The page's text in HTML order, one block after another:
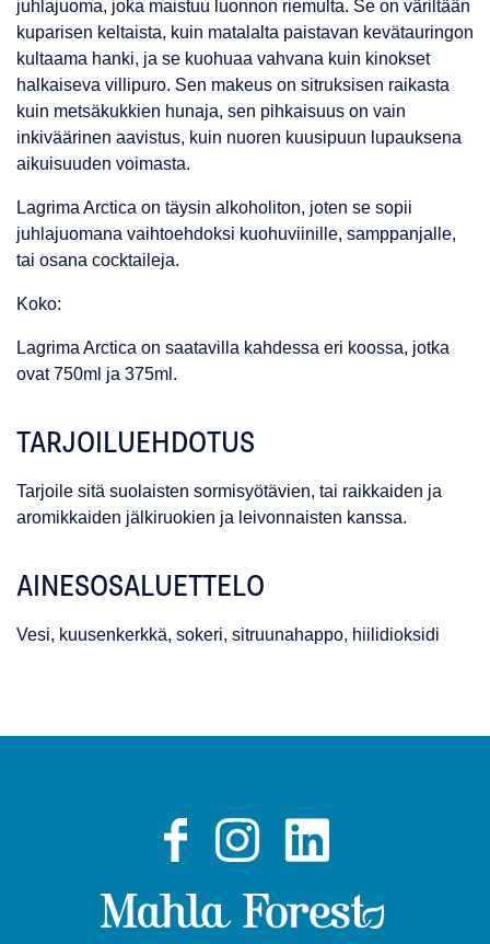
juhlajuoma, joka maistuu luonnon riemulta. Se on väriltään
kuparisen keltaista, kuin matalalta paistavan kevätauringon
kultaama hanki, ja se kuohuaa vahvana kuin kinokset
halkaiseva villipuro. Sen makeus on sitruksisen raikasta
kuin metsäkukkien hunaja, sen pihkaisuus on vain
inkiväärinen aavistus, kuin nuoren kuusipuun lupauksena
aikuisuuden voimasta.
Lagrima Arctica on täysin alkoholiton, joten se sopii
juhlajuomana vaihtoehdoksi kuohuviinille, samppanjalle,
tai osana cocktaileja.
Koko:
Lagrima Arctica on saatavilla kahdessa eri koossa, jotka
ovat 750ml ja 375ml.
TARJOILUEHDOTUS
Tarjoile sitä suolaisten sormisyötävien, tai raikkaiden ja
aromikkaiden jälkiruokien ja leivonnaisten kanssa.
AINESOSALUETTELO
Vesi, kuusenkerkkä, sokeri, sitruunahappo, hiilidioksidi